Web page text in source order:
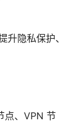
升隐私保护、
点、VPN 节